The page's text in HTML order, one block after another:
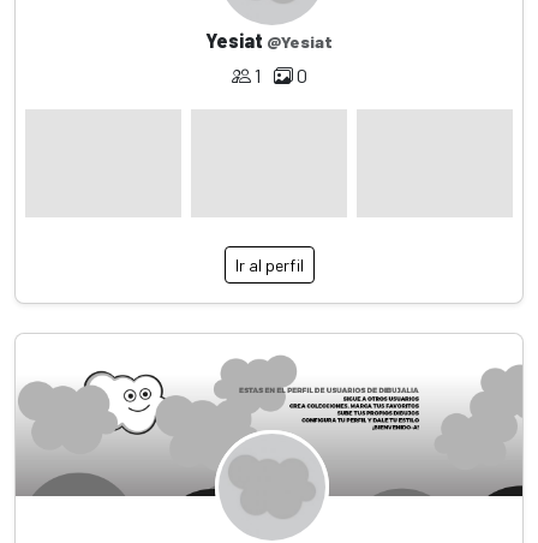
Yesiat @Yesiat
1 0
Ir al perfil